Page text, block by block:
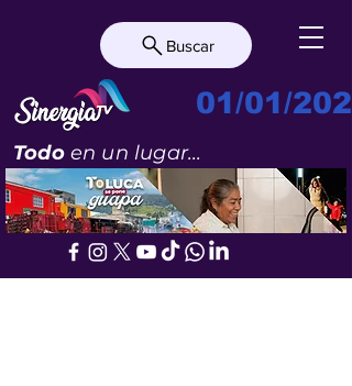
Buscar
01/01/
Todoen un lugar...